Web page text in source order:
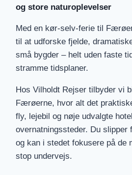
og store naturoplevelser
Med en kør-selv-ferie til
til at udforske fjelde,
små bygder – helt uden faste
stramme tidsplaner.
Hos Vilholdt Rejser tilbyder vi
Færøerne, hvor alt det
fly, lejebil og nøje udvalgte
overnatningssteder. Du slipper
og kan i stedet fokusere på de
stop undervejs.